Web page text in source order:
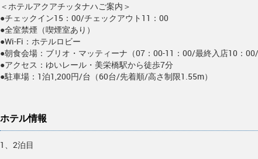
＜ホテルアクアチッタナハご案内＞
●チェックイン15：00/チェックアウト11：00
●全室禁煙（喫煙室あり）
●Wi-Fi：ホテルロビー
●朝食会場：ブリオ・マッティーナ（07：00-11：00/最終入店10：00/
●アクセス：ゆいレール・美栄橋駅から徒歩7分
●駐車場：1泊1,200円/台（60台/先着順/高さ制限1.55m）
ホテル情報
1、2泊目